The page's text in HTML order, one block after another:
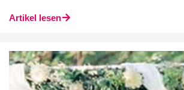
Artikel lesen